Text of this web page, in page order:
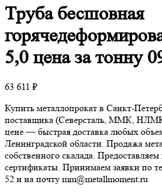
Трубабесшовная
5,0 цена за тонну
63 611 ₽
Купить металлопрокат в Санкт-
поставщика (Северсталь, ММК,
цене — быстрая доставка любых
Ленинградской области. Продажа
собственного скалада.
сертификаты. Принимаем заявки по
52 и на почту mm@metallmoment.ru